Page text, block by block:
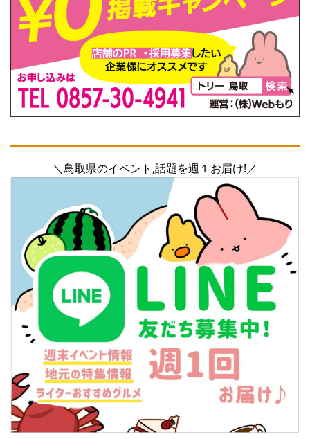
＼鳥取県のイベント,話題を週１お届け!／